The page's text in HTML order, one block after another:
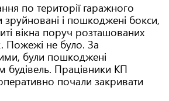
по території гаражного
зруйновані і пошкоджені бокси,
вікна поруч розташованих
Пожежі не було. За
були пошкоджені
будівель. Працівники КП
почали закривати